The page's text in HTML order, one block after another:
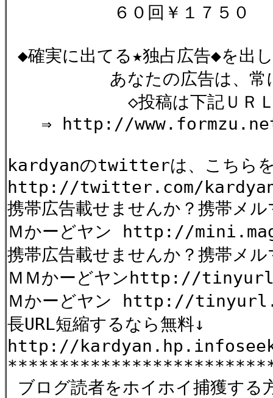
６０回￥１７
◆確実に出てる★独占広告◆を出
あなたの広告は、常に
◇投稿は下記ＵＲＬか
⇒ http://www.formzu.net/
kardyanのtwitterは、こちらを
http://twitter.com/
携帯広告載せませんか？携帯メ
Ｍかーどヤン http://
携帯広告載せませんか？携帯メ
ＭＭかーどヤンhttp://
Ｍかーどヤン http://
長URL短縮するなら無料↓
http://
ブログ読者をホイホイ捕獲す